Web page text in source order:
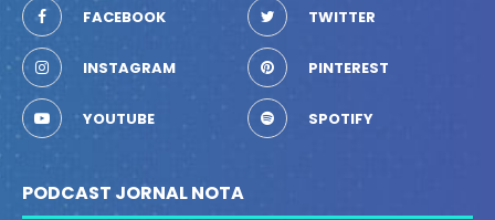
FACEBOOK TWITTER
INSTAGRAM PINTEREST
YOUTUBE SPOTIFY
PODCAST JORNAL NOTA